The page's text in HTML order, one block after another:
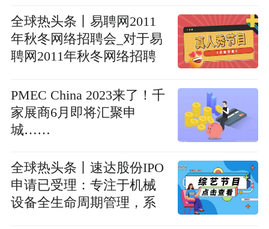
全球热头条丨易聘网2011
年秋冬网络招聘会_对于易
聘网2011年秋冬网络招聘
PMEC China 2023来了！千
家展商6月即将汇聚申
城……
全球热头条丨速达股份IPO
申请已受理：专注于机械
设备全生命周期管理，系